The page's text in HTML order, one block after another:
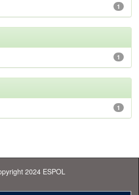
1
1
1
2024 ESPOL